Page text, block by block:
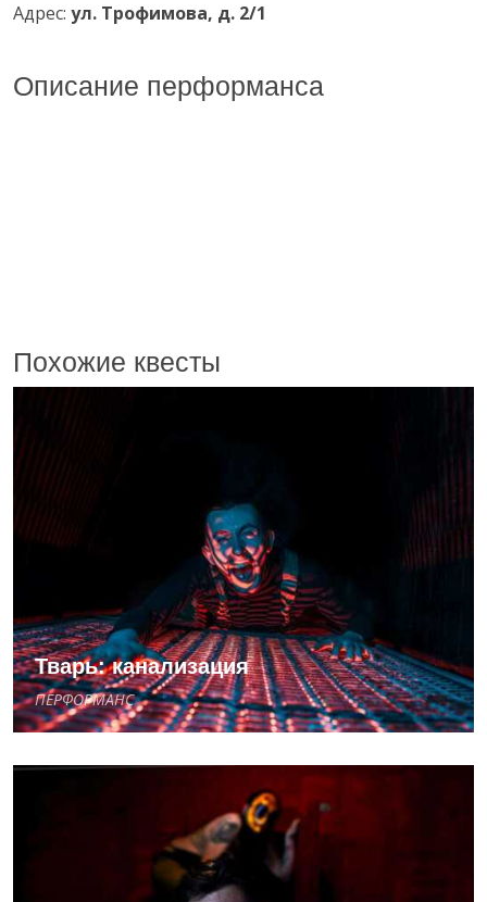
Адрес: ул. Трофимова, д. 2/1
Описание перформанса
Похожие квесты
Тварь: канализация
ПЕРФОРМАНС